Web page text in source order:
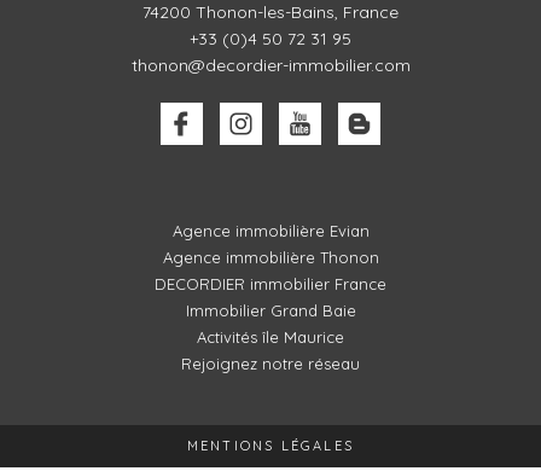
74200 Thonon-les-Bains, France
+33 (0)4 50 72 31 95
thonon@decordier-immobilier.com
Agence immobilière Evian
Agence immobilière Thonon
DECORDIER immobilier France
Immobilier Grand Baie
Activités île Maurice
Rejoignez notre réseau
MENTIONS LÉGALES